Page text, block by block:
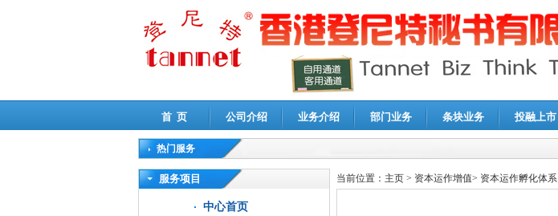
首 页 公司介绍 业务介绍 部门业务 条块业务 投融上市
热门服务
高新技术企业认定审计|企业所得税汇算清缴申报鉴证
服务项目
中心首页
当前位置： 主页 > 资本运作增值> 资本运作孵化体系